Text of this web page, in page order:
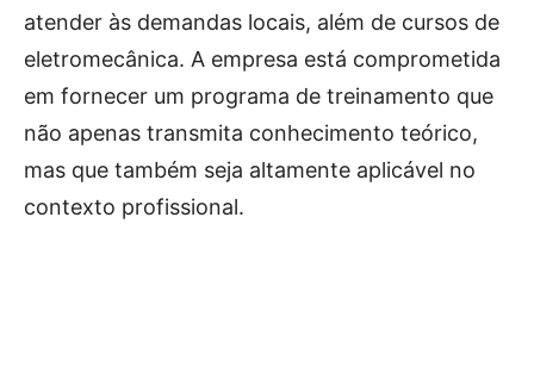
atender às demandas locais, além de cursos de
eletromecânica. A empresa está comprometida
em fornecer um programa de treinamento que
não apenas transmita conhecimento teórico,
mas que também seja altamente aplicável no
contexto profissional.